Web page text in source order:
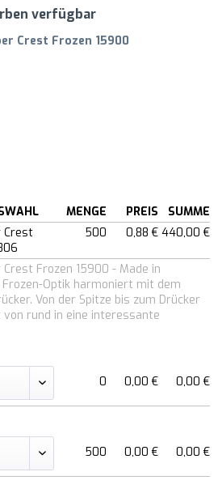
verfügbar
Crest Frozen 15900
MENGE PREIS
SUMME
Crest
500 0,88 € 440,00 €
Frozen 15900 - Made in
Frozen-Optik harmoniert mit dem
Von der Spitze bis zum Drücker
rund in eine interessante
0
0,00 € 0,00 €
500
0,00 € 0,00 €